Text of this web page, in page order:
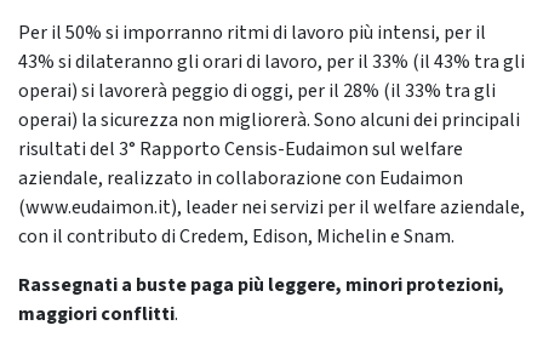
Per il 50% si imporranno ritmi di lavoro più intensi, per il
43% si dilateranno gli orari di lavoro, per il 33% (il 43% tra gli
operai) si lavorerà peggio di oggi, per il 28% (il 33% tra gli
operai) la sicurezza non migliorerà. Sono alcuni dei principali
risultati del 3° Rapporto Censis-Eudaimon sul welfare
aziendale, realizzato in collaborazione con Eudaimon
(www.eudaimon.it), leader nei servizi per il welfare aziendale,
con il contributo di Credem, Edison, Michelin e Snam.
Rassegnati a buste paga più leggere, minori protezioni,
maggiori conflitti.